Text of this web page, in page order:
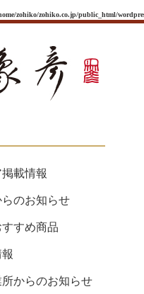
zohiko/zohiko.co.jp/public_html/
掲載情報
のお知らせ
すめ商品
からのお知らせ